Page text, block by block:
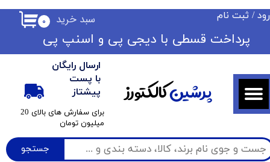
جستجو
ارسال رایگان
با پست
پیشتاز
​برای سفارش های بالای 20
میلیون تومان
۰ سبد خرید / ثبت نام
حساب کاربری من
تغییر گذر واژه
سفارشات
خروج از حساب کاربری
​​پرداخت قسطی با دیجی پی ​​​​​​​و اسنپ پی
پرشینکالکتورز